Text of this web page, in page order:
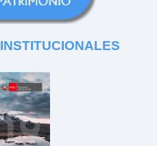
INSTITUCIONALES